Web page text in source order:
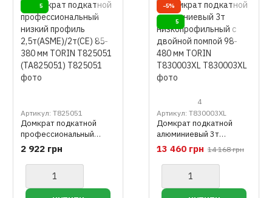
5
Артикул: T825051
Домкрат подкатной
профессиональный
низкий профиль
2,5т(ASME)/2т(CE) 85-
380 мм TORIN T825051
(TA825051)
2 922 грн
−5%
5
4
Артикул: T830003XL
Домкрат подкатной
алюминиевый 3т
низкопрофильный с
двойной помпой 98-480
мм TORIN T830003XL
13 460 грн 14 168 грн